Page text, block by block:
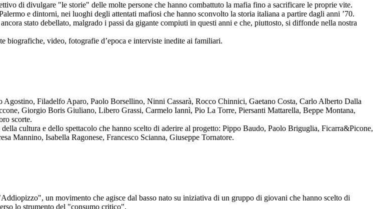
di divulgare "le storie" delle molte persone che hanno combattuto la mafia fino a sacrificare le proprie vite.
e dintorni, nei luoghi degli attentati mafiosi che hanno sconvolto la storia italiana a partire dagli anni ’70.
stato debellato, malgrado i passi da gigante compiuti in questi anni e che, piuttosto, si diffonde nella nostra
biografiche, video, fotografie d’epoca e interviste inedite ai familiari.
Agostino, Filadelfo Aparo, Paolo Borsellino, Ninni Cassarà, Rocco Chinnici, Gaetano Costa, Carlo Alberto Dalla
Giorgio Boris Giuliano, Libero Grassi, Carmelo Iannì, Pio La Torre, Piersanti Mattarella, Beppe Montana,
scorte.
cultura e dello spettacolo che hanno scelto di aderire al progetto: Pippo Baudo, Paolo Briguglia, Ficarra&Picone,
Mannino, Isabella Ragonese, Francesco Scianna, Giuseppe Tornatore.
un movimento che agisce dal basso nato su iniziativa di un gruppo di giovani che hanno scelto di
lo strumento del "consumo critico".